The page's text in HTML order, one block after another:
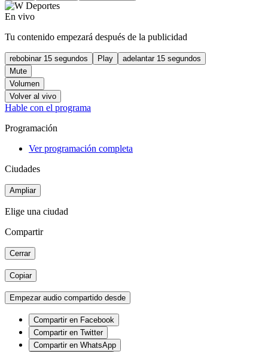
En vivo
Tu contenido empezará después de la publicidad
rebobinar 15 segundos Play
adelantar 15 segundos
Mute
Volumen
Volver al vivo
Hable con el programa
Programación
Ver programación completa
Ciudades
Ampliar
Elige una ciudad
Compartir
Cerrar
Copiar
Empezar audio compartido desde
Compartir en Facebook
Compartir en Twitter
Compartir en WhatsApp